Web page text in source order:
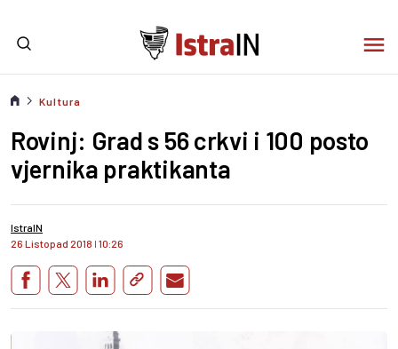
Kultura
Rovinj: Grad s 56 crkvi i 100 posto
vjernika praktikanta
IstraIN
26 Listopad 2018 I 10:26